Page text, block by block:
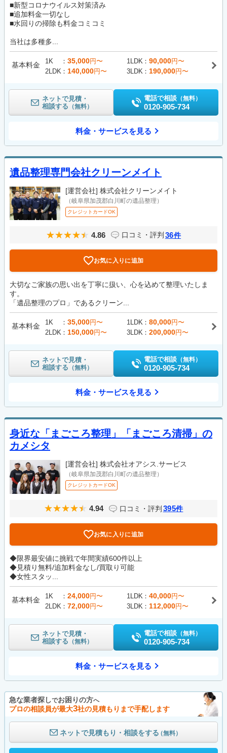
■新型コロナウイルス対策済み
■追加料金一切なし
■水回りの掃除も料金コミコミ
当社は多種多...
基本料金 1K 35,000円〜 1LDK 90,000円〜
2LDK
140,000円〜 3LDK 190,000円〜
ネットで見積・
相談する （無料）
電話で相談 （無料）
0120-905-734
料金・サービスを見る
遺品整理専門会社クリーンメイト
[運営会社] 株式会社クリーンメイト
（岐阜県加茂郡白川町の遺品整理）
クレジットカードOK
4.86 口コミ・評判 36件
お気に入りに追加
大切なご家族の思い出を丁寧に扱い、心を込めて整理いたしま
す。
「遺品整理のプロ」であるクリーン...
基本料金 1K 35,000円〜 1LDK 80,000円〜
2LDK
150,000円〜 3LDK 200,000円〜
ネットで見積・
相談する （無料）
電話で相談 （無料）
0120-905-734
料金・サービスを見る
身近な「まごころ整理」「まごころ清掃」の
カメシタ
[運営会社] 株式会社オアシス.サービス
（岐阜県加茂郡白川町の遺品整理）
クレジットカードOK
4.94 口コミ・評判 395件
お気に入りに追加
◆限界最安値に挑戦で年間実績600件以上
◆見積り無料/追加料金なし/買取り可能
◆女性スタッ...
基本料金 1K 24,000円〜 1LDK 40,000円〜
2LDK
72,000円〜 3LDK 112,000円〜
ネットで見積・
相談する （無料）
電話で相談 （無料）
0120-905-734
料金・サービスを見る
急な業者探しでお困りの方へ
プロの相談員が最大3社の見積もりまで手配します
ネットで見積もり・相談をする（無料）